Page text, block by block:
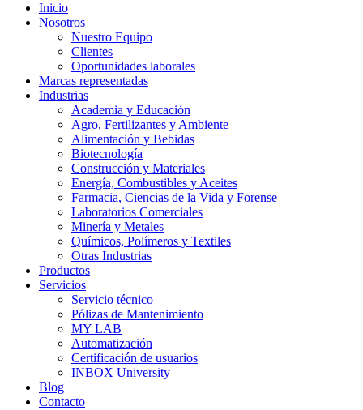
Inicio
Nosotros
Nuestro Equipo
Clientes
Oportunidades laborales
Marcas representadas
Industrias
Academia y Educación
Agro, Fertilizantes y Ambiente
Alimentación y Bebidas
Biotecnología
Construcción y Materiales
Energía, Combustibles y Aceites
Farmacia, Ciencias de la Vida y Forense
Laboratorios Comerciales
Minería y Metales
Químicos, Polímeros y Textiles
Otras Industrias
Productos
Servicios
Servicio técnico
Pólizas de Mantenimiento
MY LAB
Automatización
Certificación de usuarios
INBOX University
Blog
Contacto